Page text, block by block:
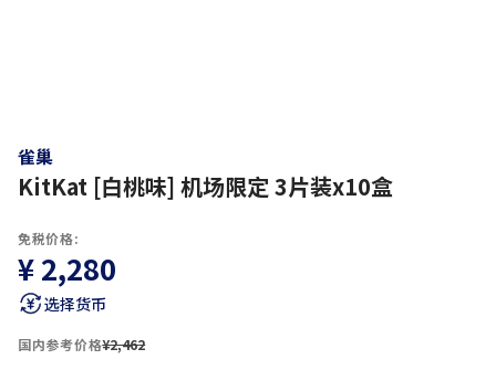
雀巢
KitKat [白桃味] 机场限定 3片装x10盒
免税价格:
¥ 2,280
选择货币
国内参考价格¥2,462